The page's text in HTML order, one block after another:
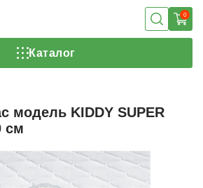
0
Каталог
модель KIDDY SUPER
см